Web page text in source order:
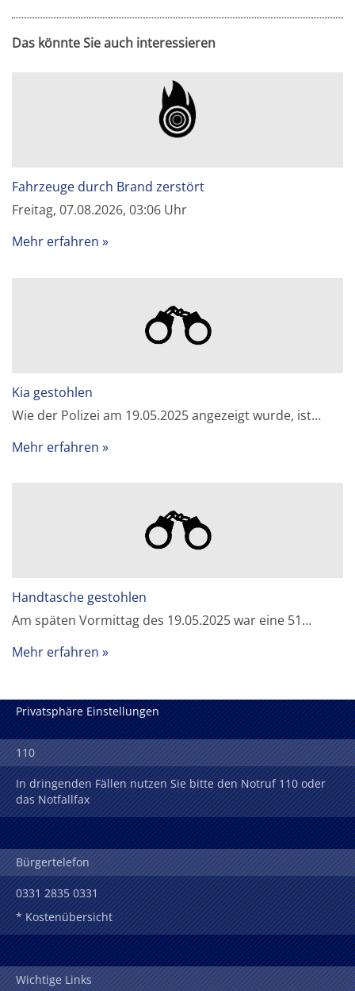
Das könnte Sie auch interessieren
Fahrzeuge durch Brand zerstört
Freitag, 07.08.2026, 03:06 Uhr
Mehr erfahren
Kia gestohlen
Wie der Polizei am 19.05.2025 angezeigt wurde, ist…
Mehr erfahren
Handtasche gestohlen
Am späten Vormittag des 19.05.2025 war eine 51…
Mehr erfahren
Privatsphäre Einstellungen
110
In dringenden Fällen nutzen Sie bitte den Notruf 110 oder
das Notfallfax
Bürgertelefon
0331 2835 0331
* Kostenübersicht
Wichtige Links